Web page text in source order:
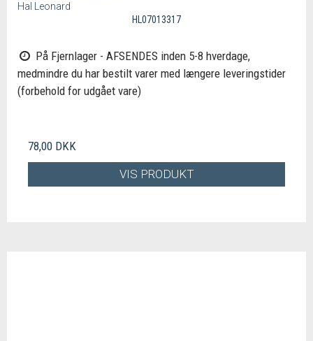
Hal Leonard
HL07013317
På Fjernlager - AFSENDES inden 5-8 hverdage,
medmindre du har bestilt varer med længere leveringstider
(forbehold for udgået vare)
78,00 DKK
VIS PRODUKT